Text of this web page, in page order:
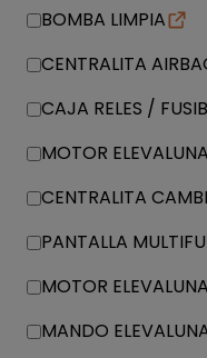
BOMBA LIMPIA
CENTRALITA
CAJA RELES /
MOTOR
CENTRALITA
PANTALLA
MOTOR
MANDO